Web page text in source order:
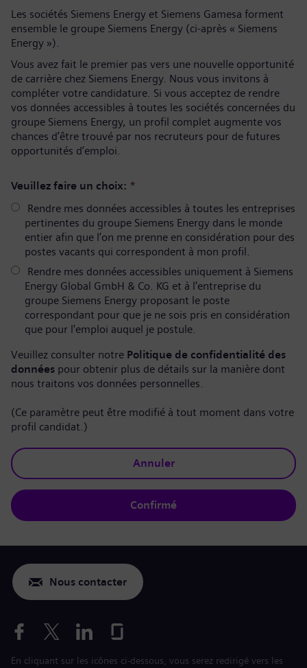
Les sociétés Siemens Energy et Siemens Gamesa forment
ensemble le groupe Siemens Energy (ci-après « Siemens
Energy »).
Vous avez fait le premier pas vers une nouvelle opportunité
de carrière chez Siemens Energy. Nous vous invitons à
compléter votre candidature. Si vous acceptez de rendre
vos données accessibles à toutes les sociétés concernées du
groupe Siemens Energy, un profil complet augmente vos
chances d’être trouvé par nos recruteurs pour de futures
opportunités d’emploi.
Veuillez faire un choix: *
Rendre mes données accessibles à toutes les entreprises
pertinentes du groupe Siemens Energy dans le monde
entier afin que l’on me prenne en considération pour des
postes vacants qui correspondent à mon profil.
Rendre mes données accessibles uniquement à Siemens
Energy Global GmbH & Co. KG et à l'entreprise du
groupe Siemens Energy proposant le poste
correspondant pour que je ne sois pris en considération
que pour l'emploi auquel je postule.
Veuillez consulter notre Politique de confidentialité des
données pour obtenir plus de détails sur la manière dont
nous traitons vos données personnelles.
(Ce paramètre peut être modifié à tout moment dans votre
profil candidat.)
Annuler
Confirmé
Nous contacter
En cliquant sur les icônes ci-dessous, vous serez redirigé vers les